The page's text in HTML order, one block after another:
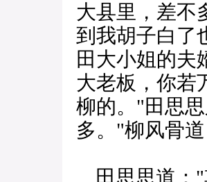
大县里，差不
到我胡子白了
田大小姐的夫
大老板，你若
柳的。"田思
多。"柳风骨
田思思道：